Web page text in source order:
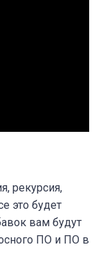
рекурсия,
это будет
вам будут
ПО и ПО в